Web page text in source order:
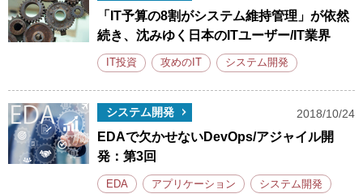
「IT予算の8割がシステム維持管理」が依然
続き、沈みゆく日本のITユーザー/IT業界
IT投資 攻めのIT システム開発
システム開発 2018/10/24
EDAで欠かせないDevOps/アジャイル開
発：第3回
EDA アプリケーション システム開発